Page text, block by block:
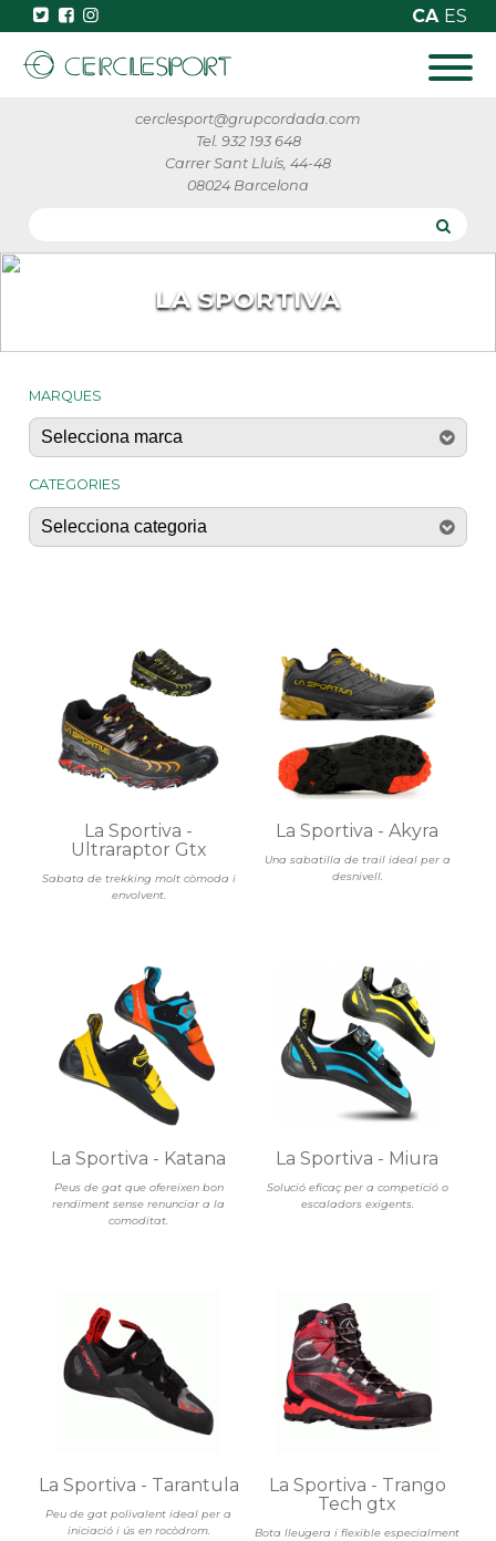
CA ES
cerclesport@grupcordada.com
Tel. 932 193 648
Carrer Sant Lluís, 44-48
08024 Barcelona
LA SPORTIVA
MARQUES
CATEGORIES
Sabata de trekking molt còmoda i
envolvent.
La Sportiva -
Ultraraptor Gtx
Una sabatilla de trail ideal per a
desnivell.
La Sportiva - Akyra
Peus de gat que ofereixen bon
rendiment sense renunciar a la
comoditat.
La Sportiva - Katana
Solució eficaç per a competició o
escaladors exigents.
La Sportiva - Miura
Peu de gat polivalent ideal per a
iniciació i ús en rocòdrom.
La Sportiva - Tarantula
Bota lleugera i flexible especialment
La Sportiva - Trango
Tech gtx